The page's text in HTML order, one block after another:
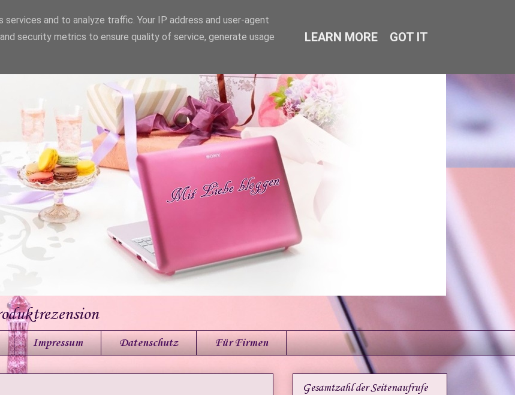
Impressum Datenschutz Für Firmen
Gesamtzahl der Seitenaufrufe
and to analyze traffic. Your IP address and user-agent
security metrics to ensure quality of service, generate usage
LEARN MORE GOT IT